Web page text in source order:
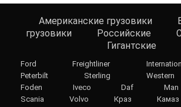
Американские грузовики
грузовики
Российские
Гигантские
Ford Freightliner
Peterbilt
Sterling Western
Foden
Iveco Daf Man
Scania
Volvo Краз Камаз